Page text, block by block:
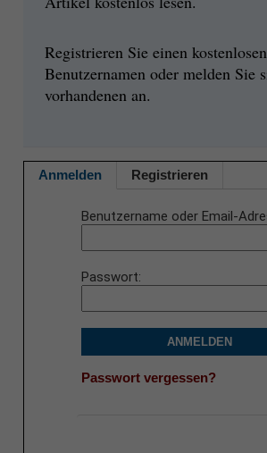
Registrieren Sie einen kostenlosen
Benutzernamen oder melden Sie
vorhandenen an.
Anmelden Registrieren
Benutzername oder Email-
Passwort
ANMELDEN
Passwort vergessen?